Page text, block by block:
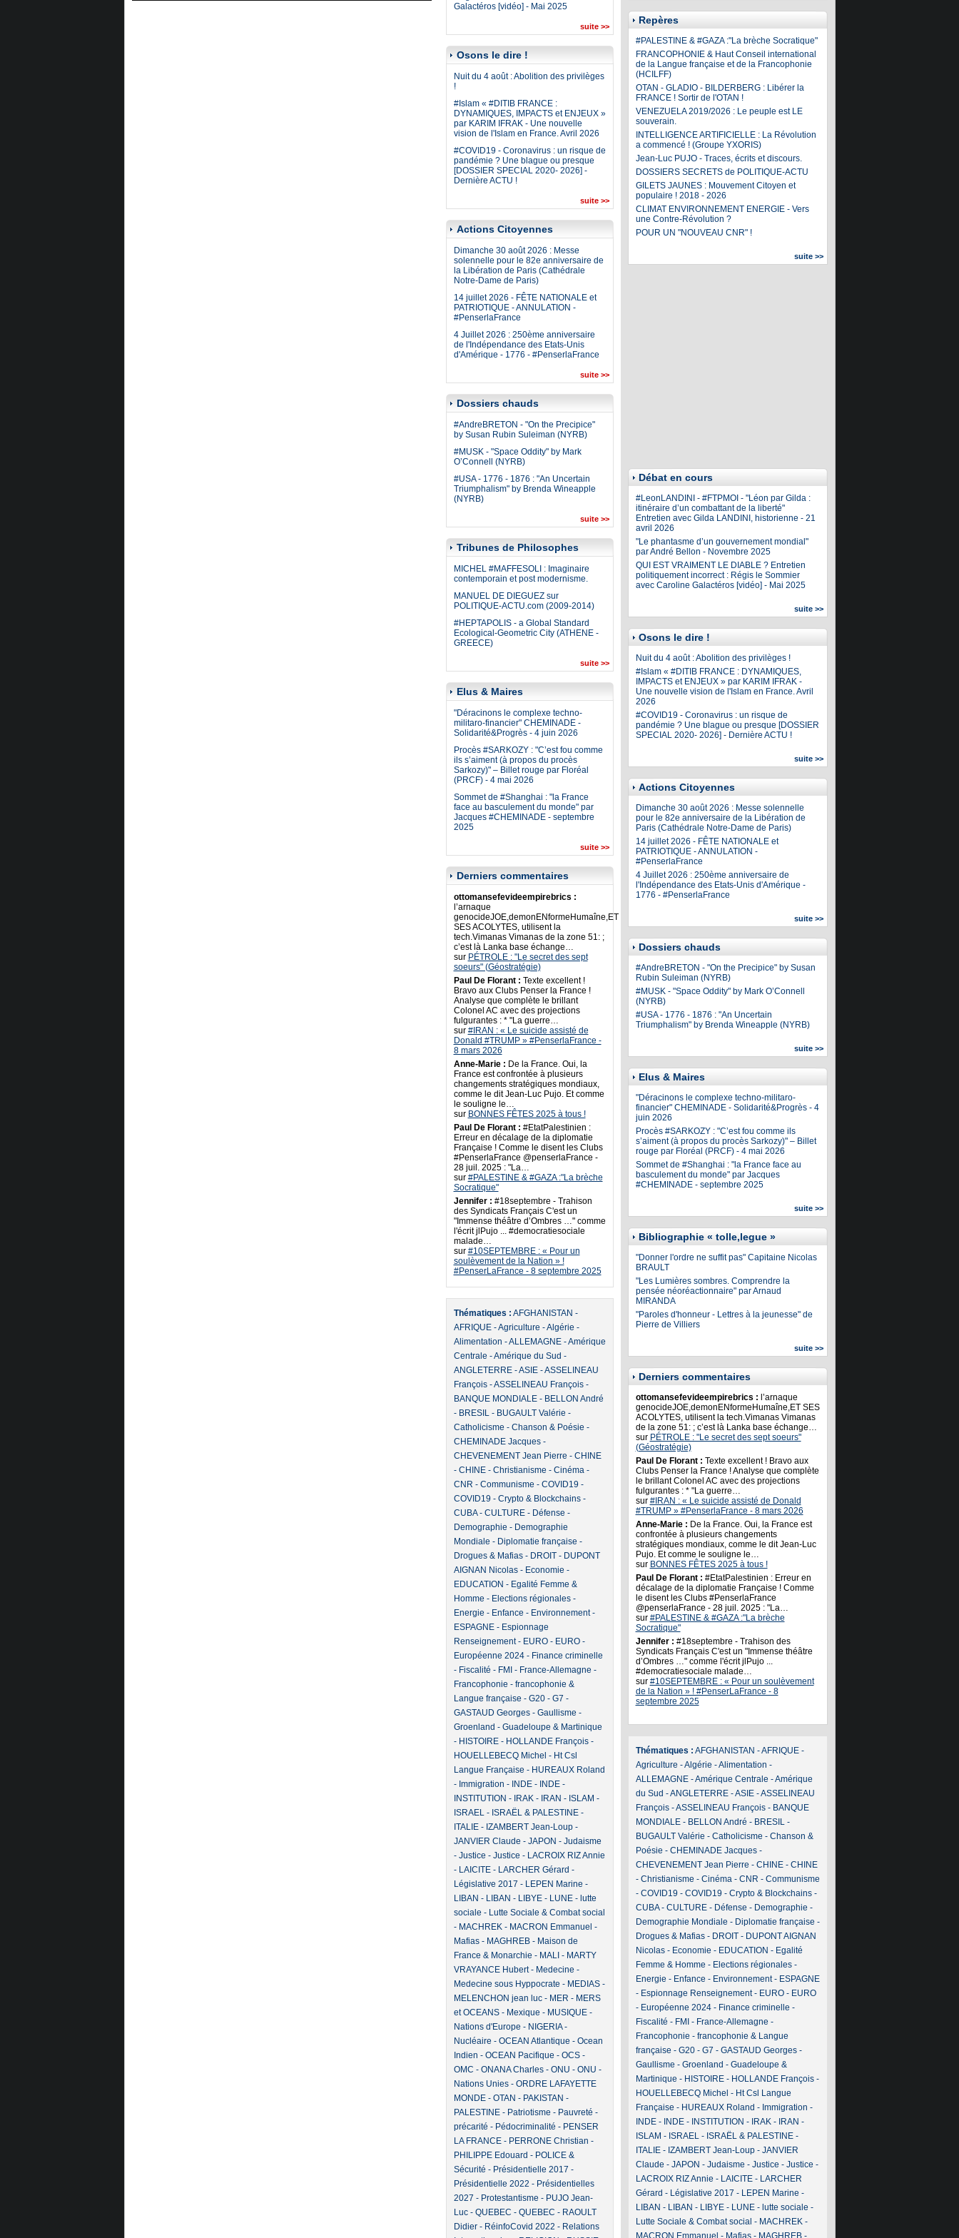
Galactéros [vidéo] - Mai 2025
suite >>
Osons le dire !
Nuit du 4 août : Abolition des privilèges
!
#Islam « #DITIB FRANCE :
DYNAMIQUES, IMPACTS et ENJEUX »
par KARIM IFRAK - Une nouvelle
vision de l'Islam en France. Avril 2026
#COVID19 - Coronavirus : un risque de
pandémie ? Une blague ou presque
[DOSSIER SPECIAL 2020- 2026] -
Dernière ACTU !
suite >>
Actions Citoyennes
Dimanche 30 août 2026 : Messe
solennelle pour le 82e anniversaire de
la Libération de Paris (Cathédrale
Notre-Dame de Paris)
14 juillet 2026 - FÊTE NATIONALE et
PATRIOTIQUE - ANNULATION -
#PenserlaFrance
4 Juillet 2026 : 250ème anniversaire
de l'Indépendance des Etats-Unis
d'Amérique - 1776 - #PenserlaFrance
suite >>
Dossiers chauds
#AndreBRETON - "On the Precipice"
by Susan Rubin Suleiman (NYRB)
#MUSK - "Space Oddity" by Mark
O’Connell (NYRB)
#USA - 1776 - 1876 : "An Uncertain
Triumphalism" by Brenda Wineapple
(NYRB)
suite >>
Tribunes de Philosophes
MICHEL #MAFFESOLI : Imaginaire
contemporain et post modernisme.
MANUEL DE DIEGUEZ sur
POLITIQUE-ACTU.com (2009-2014)
#HEPTAPOLIS - a Global Standard
Ecological-Geometric City (ATHENE -
GREECE)
suite >>
Elus & Maires
"Déracinons le complexe techno-
militaro-financier" CHEMINADE -
Solidarité&Progrès - 4 juin 2026
Procès #SARKOZY : "C’est fou comme
ils s’aiment (à propos du procès
Sarkozy)" – Billet rouge par Floréal
(PRCF) - 4 mai 2026
Sommet de #Shanghai : "la France
face au basculement du monde" par
Jacques #CHEMINADE - septembre
2025
suite >>
Derniers commentaires
ottomansefevideempirebrics :
l’arnaque
genocideJOE,demonENformeHumaîne,ET
SES ACOLYTES, utilisent la
tech.Vimanas Vimanas de la zone 51: ;
c’est là Lanka base échange…
sur PÉTROLE : "Le secret des sept
soeurs" (Géostratégie)
Paul De Florant : Texte excellent !
Bravo aux Clubs Penser la France !
Analyse que complète le brillant
Colonel AC avec des projections
fulgurantes : * "La guerre…
sur #IRAN : « Le suicide assisté de
Donald #TRUMP » #PenserlaFrance -
8 mars 2026
Anne-Marie : De la France. Oui, la
France est confrontée à plusieurs
changements stratégiques mondiaux,
comme le dit Jean-Luc Pujo. Et comme
le souligne le…
sur BONNES FÊTES 2025 à tous !
Paul De Florant : #EtatPalestinien :
Erreur en décalage de la diplomatie
Française ! Comme le disent les Clubs
#PenserlaFrance @penserlaFrance -
28 juil. 2025 : "La…
sur #PALESTINE & #GAZA :"La brèche
Socratique"
Jennifer : #18septembre - Trahison
des Syndicats Français C'est un
"Immense théâtre d’Ombres …" comme
l'écrit jlPujo ... #democratiesociale
malade…
sur #10SEPTEMBRE : « Pour un
soulèvement de la Nation » !
#PenserLaFrance - 8 septembre 2025
Thématiques : AFGHANISTAN -
AFRIQUE-Agriculture -Algérie -
Alimentation -ALLEMAGNE-Amérique
Centrale -Amérique du Sud -
ANGLETERRE-ASIE-ASSELINEAU
François-ASSELINEAU François-
BANQUE MONDIALE- BELLON André
- BRESIL- BUGAULT Valérie -
Catholicisme - Chanson & Poésie -
CHEMINADE Jacques-
CHEVENEMENT Jean Pierre - CHINE
- CHINE- Christianisme - Cinéma-
CNR - Communisme - COVID19 -
COVID19 - Crypto & Blockchains-
CUBA- CULTURE- Défense -
Demographie - Demographie
Mondiale - Diplomatie française -
Drogues & Mafias- DROIT- DUPONT
AIGNAN Nicolas- Economie -
EDUCATION - Egalité Femme &
Homme - Elections régionales-
Energie - Enfance - Environnement-
ESPAGNE- Espionnage
Renseignement- EURO- EURO-
Européenne 2024- Finance criminelle
- Fiscalité - FMI - France-Allemagne -
Francophonie - francophonie &
Langue française - G20- G7 -
GASTAUD Georges- Gaullisme -
Groenland - Guadeloupe & Martinique
- HISTOIRE- HOLLANDE François-
HOUELLEBECQ Michel - Ht Csl
Langue Française - HUREAUX Roland
- Immigration - INDE- INDE-
INSTITUTION - IRAK- IRAN - ISLAM -
ISRAEL- ISRAËL & PALESTINE-
ITALIE- IZAMBERT Jean-Loup-
JANVIER Claude - JAPON - Judaisme
- Justice - Justice - LACROIX RIZ Annie
- LAICITE- LARCHER Gérard -
Législative 2017 - LEPEN Marine -
LIBAN - LIBAN - LIBYE- LUNE- lutte
sociale - Lutte Sociale & Combat social
- MACHREK- MACRON Emmanuel -
Mafias- MAGHREB- Maison de
France & Monarchie - MALI - MARTY
VRAYANCE Hubert- Medecine -
Medecine sous Hyppocrate - MEDIAS-
MELENCHON jean luc- MER - MERS
et OCEANS- Mexique - MUSIQUE-
Nations d'Europe - NIGERIA-
Nucléaire - OCEAN Atlantique - Ocean
Indien - OCEAN Pacifique - OCS-
OMC - ONANA Charles- ONU - ONU -
Nations Unies- ORDRE LAFAYETTE
MONDE- OTAN - PAKISTAN -
PALESTINE- Patriotisme - Pauvreté -
précarité - Pédocriminalité - PENSER
LA FRANCE- PERRONE Christian -
PHILIPPE Edouard - POLICE &
Sécurité - Présidentielle 2017 -
Présidentielle 2022 - Présidentielles
2027 - Protestantisme - PUJO Jean-
Luc- QUEBEC - QUEBEC - RAOULT
Didier- RéinfoCovid 2022 - Relations
Repères
#PALESTINE & #GAZA :"La brèche Socratique"
FRANCOPHONIE & Haut Conseil international
de la Langue française et de la Francophonie
(HCILFF)
OTAN - GLADIO - BILDERBERG : Libérer la
FRANCE ! Sortir de l'OTAN !
VENEZUELA 2019/2026 : Le peuple est LE
souverain.
INTELLIGENCE ARTIFICIELLE : La Révolution
a commencé ! (Groupe YXORIS)
Jean-Luc PUJO - Traces, écrits et discours.
DOSSIERS SECRETS de POLITIQUE-ACTU
GILETS JAUNES : Mouvement Citoyen et
populaire ! 2018 - 2026
CLIMAT ENVIRONNEMENT ENERGIE - Vers
une Contre-Révolution ?
POUR UN "NOUVEAU CNR" !
suite >>
Débat en cours
#LeonLANDINI - #FTPMOI - "Léon par Gilda :
itinéraire d’un combattant de la liberté"
Entretien avec Gilda LANDINI, historienne - 21
avril 2026
"Le phantasme d’un gouvernement mondial"
par André Bellon - Novembre 2025
QUI EST VRAIMENT LE DIABLE ? Entretien
politiquement incorrect : Régis le Sommier
avec Caroline Galactéros [vidéo] - Mai 2025
suite >>
Osons le dire !
Nuit du 4 août : Abolition des privilèges !
#Islam « #DITIB FRANCE : DYNAMIQUES,
IMPACTS et ENJEUX » par KARIM IFRAK -
Une nouvelle vision de l'Islam en France. Avril
2026
#COVID19 - Coronavirus : un risque de
pandémie ? Une blague ou presque [DOSSIER
SPECIAL 2020- 2026] - Dernière ACTU !
suite >>
Actions Citoyennes
Dimanche 30 août 2026 : Messe solennelle
pour le 82e anniversaire de la Libération de
Paris (Cathédrale Notre-Dame de Paris)
14 juillet 2026 - FÊTE NATIONALE et
PATRIOTIQUE - ANNULATION -
#PenserlaFrance
4 Juillet 2026 : 250ème anniversaire de
l'Indépendance des Etats-Unis d'Amérique -
1776 - #PenserlaFrance
suite >>
Dossiers chauds
#AndreBRETON - "On the Precipice" by Susan
Rubin Suleiman (NYRB)
#MUSK - "Space Oddity" by Mark O’Connell
(NYRB)
#USA - 1776 - 1876 : "An Uncertain
Triumphalism" by Brenda Wineapple (NYRB)
suite >>
Elus & Maires
"Déracinons le complexe techno-militaro-
financier" CHEMINADE - Solidarité&Progrès - 4
juin 2026
Procès #SARKOZY : "C’est fou comme ils
s’aiment (à propos du procès Sarkozy)" – Billet
rouge par Floréal (PRCF) - 4 mai 2026
Sommet de #Shanghai : "la France face au
basculement du monde" par Jacques
#CHEMINADE - septembre 2025
suite >>
Bibliographie « tolle,legue »
"Donner l'ordre ne suffit pas" Capitaine Nicolas
BRAULT
"Les Lumières sombres. Comprendre la
pensée néoréactionnaire" par Arnaud
MIRANDA
"Paroles d'honneur - Lettres à la jeunesse" de
Pierre de Villiers
suite >>
Derniers commentaires
ottomansefevideempirebrics : l’arnaque
genocideJOE,demonENformeHumaîne,ET SES
ACOLYTES, utilisent la tech.Vimanas Vimanas
de la zone 51: ; c’est là Lanka base échange…
sur PÉTROLE : "Le secret des sept soeurs"
(Géostratégie)
Paul De Florant : Texte excellent ! Bravo aux
Clubs Penser la France ! Analyse que complète
le brillant Colonel AC avec des projections
fulgurantes : * "La guerre…
sur #IRAN : « Le suicide assisté de Donald
#TRUMP » #PenserlaFrance - 8 mars 2026
Anne-Marie : De la France. Oui, la France est
confrontée à plusieurs changements
stratégiques mondiaux, comme le dit Jean-Luc
Pujo. Et comme le souligne le…
sur BONNES FÊTES 2025 à tous !
Paul De Florant : #EtatPalestinien : Erreur en
décalage de la diplomatie Française ! Comme
le disent les Clubs #PenserlaFrance
@penserlaFrance - 28 juil. 2025 : "La…
sur #PALESTINE & #GAZA :"La brèche
Socratique"
Jennifer : #18septembre - Trahison des
Syndicats Français C'est un "Immense théâtre
d’Ombres …" comme l'écrit jlPujo ...
#democratiesociale malade…
sur #10SEPTEMBRE : « Pour un soulèvement
de la Nation » ! #PenserLaFrance - 8
septembre 2025
Thématiques : AFGHANISTAN -AFRIQUE-
Agriculture -Algérie -Alimentation -
ALLEMAGNE-Amérique Centrale -Amérique
du Sud -ANGLETERRE-ASIE-ASSELINEAU
François-ASSELINEAU François- BANQUE
MONDIALE- BELLON André - BRESIL-
BUGAULT Valérie - Catholicisme - Chanson &
Poésie - CHEMINADE Jacques-
CHEVENEMENT Jean Pierre - CHINE- CHINE
- Christianisme - Cinéma- CNR - Communisme
- COVID19 - COVID19 - Crypto & Blockchains-
CUBA- CULTURE- Défense - Demographie -
Demographie Mondiale - Diplomatie française -
Drogues & Mafias- DROIT- DUPONT AIGNAN
Nicolas- Economie - EDUCATION - Egalité
Femme & Homme - Elections régionales-
Energie - Enfance - Environnement- ESPAGNE
- Espionnage Renseignement- EURO- EURO
- Européenne 2024- Finance criminelle -
Fiscalité - FMI - France-Allemagne -
Francophonie - francophonie & Langue
française - G20- G7 - GASTAUD Georges-
Gaullisme - Groenland - Guadeloupe &
Martinique - HISTOIRE- HOLLANDE François-
HOUELLEBECQ Michel - Ht Csl Langue
Française - HUREAUX Roland - Immigration -
INDE- INDE- INSTITUTION - IRAK- IRAN -
ISLAM - ISRAEL- ISRAËL & PALESTINE-
ITALIE- IZAMBERT Jean-Loup- JANVIER
Claude - JAPON - Judaisme - Justice - Justice -
LACROIX RIZ Annie - LAICITE- LARCHER
Gérard - Législative 2017 - LEPEN Marine -
LIBAN - LIBAN - LIBYE- LUNE- lutte sociale -
Lutte Sociale & Combat social - MACHREK-
MACRON Emmanuel - Mafias- MAGHREB-